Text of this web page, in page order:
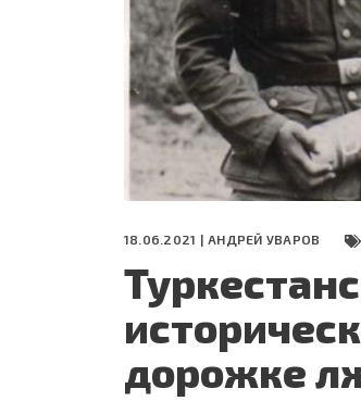
СЕГОДНЯ
ПОЛЯ БИТВЫ 2024
18.06.2021 |АНДРЕЙ УВАРОВ
дорожке